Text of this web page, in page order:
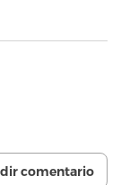
comentario